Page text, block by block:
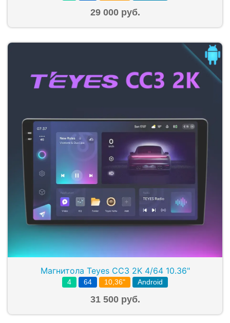
29 000 руб.
Магнитола Teyes CC3 2K 4/64 10.36"
4 64 10,36" Android
31 500 руб.